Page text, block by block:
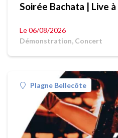
Soirée Bachata | Live
Le 06/08/2026
Démonstration, Concert
Plagne Bellecôte